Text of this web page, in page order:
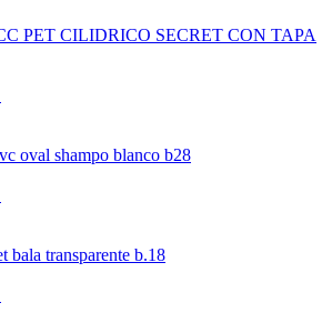
PET CILIDRICO SECRET CON TAPA
oval shampo blanco b28
bala transparente b.18